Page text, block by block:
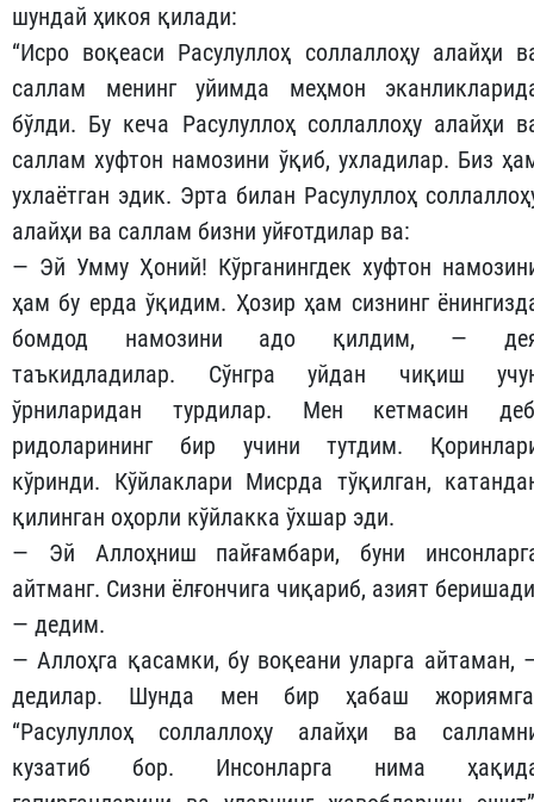
шундай ҳикоя қилади:
“Исро воқеаси Расулуллоҳ соллаллоҳу алайҳи
саллам менинг уйимда меҳмон
бўлди. Бу кеча Расулуллоҳ соллаллоҳу алайҳи
саллам хуфтон намозини ўқиб, ухладилар. Биз
ухлаётган эдик. Эрта билан Расулуллоҳ
алайҳи ва саллам бизни уйғотдилар ва:
— Эй Умму Ҳоний! Кўрганингдек хуфтон
ҳам бу ерда ўқидим. Ҳозир ҳам сизнинг
бомдод намозини адо қилдим, —
таъкидладилар. Сўнгра уйдан чиқиш
ўрниларидан турдилар. Мен кетмасин
ридоларининг бир учини тутдим.
кўринди. Кўйлаклари Мисрда тўқилган,
қилинган оҳорли кўйлакка ўхшар эди.
— Эй Аллоҳниш пайғамбари, буни
айтманг. Сизни ёлғончига чиқариб, азият
— дедим.
— Аллоҳга қасамки, бу воқеани уларга айтаман,
дедилар. Шунда мен бир ҳабаш
“Расулуллоҳ соллаллоҳу алайҳи ва
кузатиб бор. Инсонларга нима